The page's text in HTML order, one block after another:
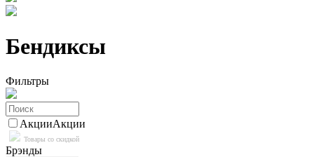
Бендиксы
Фильтры
АкцииАкции
Товары со скидкой
Брэнды